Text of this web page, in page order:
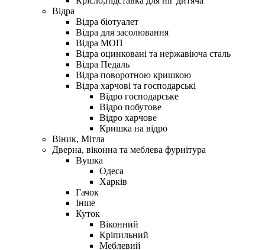
Відра
Відра біотуалет
Відра для засолювання
Відра МОП
Відра оцинковані та нержавіюча сталь
Відра Педаль
Відра поворотною кришкою
Відра харчові та господарські
Відро господарське
Відро побутове
Відро харчове
Кришка на відро
Віник, Мітла
Дверна, віконна та меблева фурнітура
Вушка
Одеса
Харків
Гачок
Інше
Куток
Віконний
Кріпильний
Меблевий